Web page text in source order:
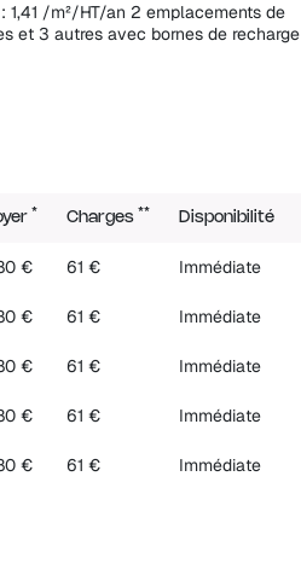
/m²/HT/an 2 emplacements de
et 3 autres avec bornes de recharge
* Charges ** Disponibilité
€ 61 € Immédiate
€ 61 € Immédiate
€ 61 € Immédiate
€ 61 € Immédiate
€ 61 € Immédiate